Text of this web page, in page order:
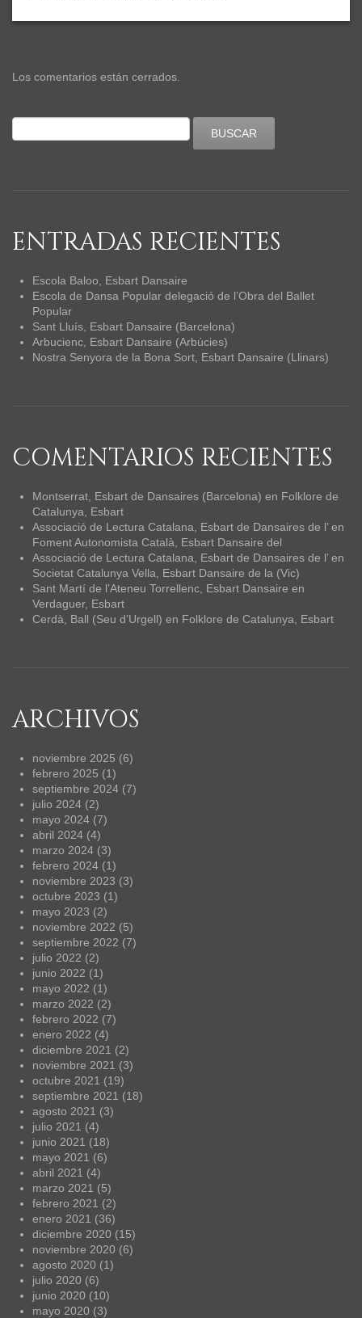
Los comentarios están cerrados.
ENTRADAS RECIENTES
Escola Baloo, Esbart Dansaire
Escola de Dansa Popular delegació de l’Obra del Ballet
Popular
Sant Lluís, Esbart Dansaire (Barcelona)
Arbucienc, Esbart Dansaire (Arbúcies)
Nostra Senyora de la Bona Sort, Esbart Dansaire (Llinars)
COMENTARIOS RECIENTES
Montserrat, Esbart de Dansaires (Barcelona) en Folklore de
Catalunya, Esbart
Associació de Lectura Catalana, Esbart de Dansaires de l’en
Foment Autonomista Català, Esbart Dansaire del
Associació de Lectura Catalana, Esbart de Dansaires de l’en
Societat Catalunya Vella, Esbart Dansaire de la (Vic)
Sant Martí de l’Ateneu Torrellenc, Esbart Dansaire en
Verdaguer, Esbart
Cerdà, Ball (Seu d’Urgell) en Folklore de Catalunya, Esbart
ARCHIVOS
noviembre 2025 (6)
febrero 2025 (1)
septiembre 2024 (7)
julio 2024 (2)
mayo 2024 (7)
abril 2024 (4)
marzo 2024 (3)
febrero 2024 (1)
noviembre 2023 (3)
octubre 2023 (1)
mayo 2023 (2)
noviembre 2022 (5)
septiembre 2022 (7)
julio 2022 (2)
junio 2022 (1)
mayo 2022 (1)
marzo 2022 (2)
febrero 2022 (7)
enero 2022 (4)
diciembre 2021 (2)
noviembre 2021 (3)
octubre 2021 (19)
septiembre 2021 (18)
agosto 2021 (3)
julio 2021 (4)
junio 2021 (18)
mayo 2021 (6)
abril 2021 (4)
marzo 2021 (5)
febrero 2021 (2)
enero 2021 (36)
diciembre 2020 (15)
noviembre 2020 (6)
agosto 2020 (1)
julio 2020 (6)
junio 2020 (10)
mayo 2020 (3)